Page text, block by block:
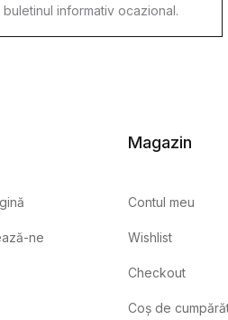
ne
Magazin
Contul meu
Wishlist
Checkout
Coș de